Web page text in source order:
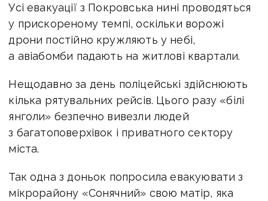
Усі евакуації з Покровська нині проводяться
у прискореному темпі, оскільки ворожі
дрони постійно кружляють у небі,
а авіабомби падають на житлові квартали.
Нещодавно за день поліцейські здійснюють
кілька рятувальних рейсів. Цього разу «білі
янголи» безпечно вивезли людей
з багатоповерхівок і приватного сектору
міста.
Так одна з доньок попросила евакуювати з
мікрорайону «Сонячний» свою матір, яка